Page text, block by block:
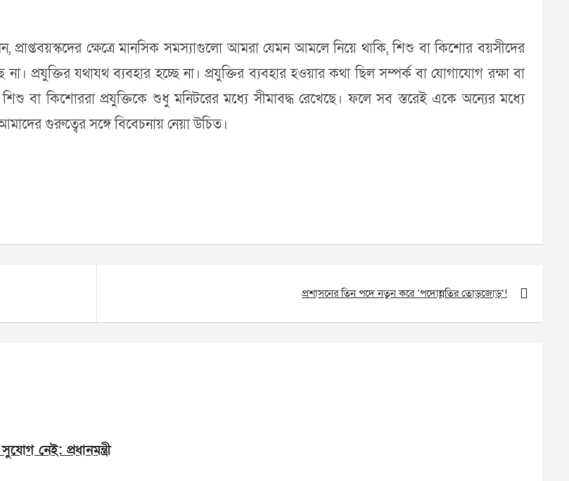
প্রাপ্তবয়স্কদের ক্ষেত্রে মানসিক সমস্যাগুলো আমরা যেমন আমলে নিয়ে থাকি, শিশু বা কিশোর বয়সীদের
প্রযুক্তির যথাযথ ব্যবহার হচ্ছে না। প্রযুক্তির ব্যবহার হওয়ার কথা ছিল সম্পর্ক বা যোগাযোগ রক্ষা বা
শিশু বা কিশোররা প্রযুক্তিকে শুধু মনিটরের মধ্যে সীমাবদ্ধ রেখেছে। ফলে সব স্তরেই একে অন্যের মধ্যে
গুরুত্বের সঙ্গে বিবেচনায় নেয়া উচিত।
প্রশাসনের তিন পদে নতুন করে ‘পদোন্নতির তোড়জোড়’!
নেই: প্রধানমন্ত্রী